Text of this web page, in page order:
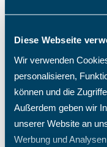
Diese Webseite
Wir verwenden
personalisieren,
können und die
Außerdem geben wir
unserer Website an
Werbung und Analysen
Warum kann ich
Mitarbeiter?
Was passiert
Wie passe ich
einer gebuchten
Alle Artikel anzeigen